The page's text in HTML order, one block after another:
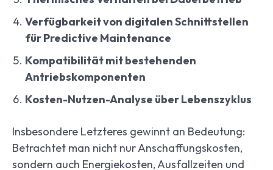
Verfügbarkeit von digitalen Schnittstellen
für Predictive Maintenance
Kompatibilität mit bestehenden
Antriebskomponenten
Kosten-Nutzen-Analyse über Lebenszyklus
Insbesondere Letzteres gewinnt an Bedeutung:
Betrachtet man nicht nur Anschaffungskosten,
sondern auch Energiekosten, Ausfallzeiten und